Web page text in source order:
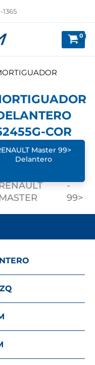
1365
COR
Master 99>
Delantero
MASTER
-
99>